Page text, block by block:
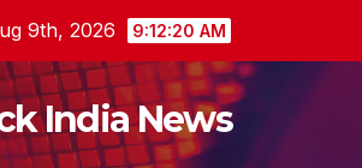
9th, 2026 9:12:20 AM
India News